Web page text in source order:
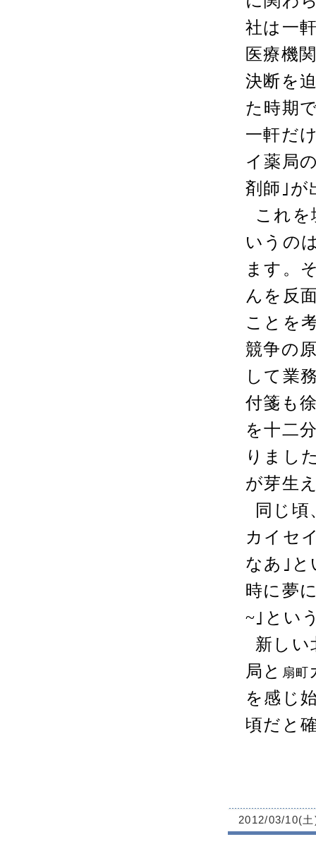
社は一
医療機
決断を
た時期
一軒だ
イ薬局
剤師｣が
これを
いうの
ます。
んを反
ことを
競争の
して業
付箋も
を十二
りまし
が芽生
同じ頃
カイセ
なあ｣と
時に夢
~ ｣とい
新しい
局と 扇町
を感じ
頃だと
2012/03/10(